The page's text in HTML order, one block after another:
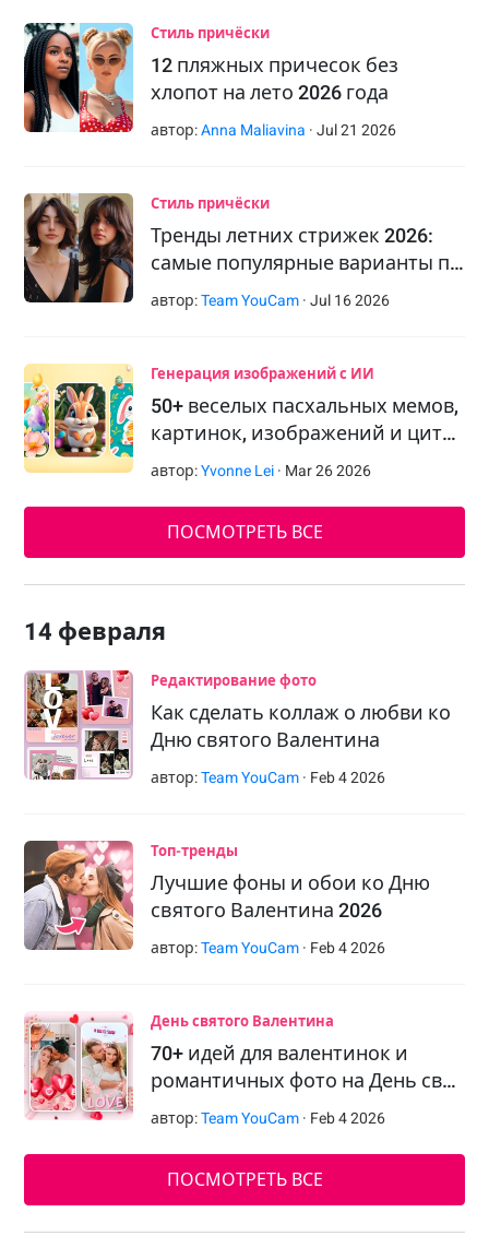
Стиль причёски
12 пляжных причесок без
хлопот на лето 2026 года
автор:Anna Maliavina ·Jul 21 2026
Стиль причёски
Тренды летних стрижек 2026:
самые популярные варианты п…
автор:Team YouCam ·Jul 16 2026
Генерация изображений с ИИ
50+ веселых пасхальных мемов,
картинок, изображений и цит…
автор:Yvonne Lei · Mar 26 2026
ПОСМОТРЕТЬ ВСЕ
14 февраля
Редактирование фото
Как сделать коллаж о любви ко
Дню святого Валентина
автор:Team YouCam · Feb 4 2026
Топ-тренды
Лучшие фоны и обои ко Дню
святого Валентина 2026
автор:Team YouCam · Feb 4 2026
День святого Валентина
70+ идей для валентинок и
романтичных фото на День св…
автор:Team YouCam · Feb 4 2026
ПОСМОТРЕТЬ ВСЕ